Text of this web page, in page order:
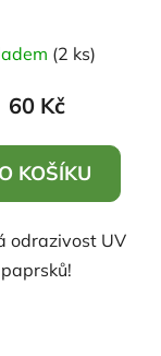
(2 ks)
60 Kč
KOŠÍKU
odrazivost UV
paprsků!